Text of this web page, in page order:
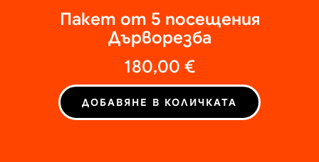
Пакет от 5 посещения
Дърворезба
180,00 €
ДОБАВЯНЕ В КОЛИЧКАТА